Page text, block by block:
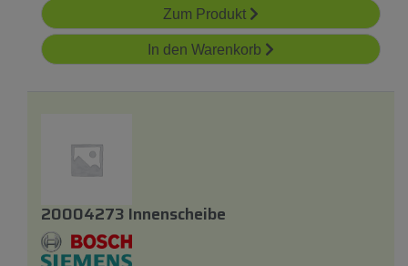
Zum Produkt
In den Warenkorb
20004273 Innenscheibe